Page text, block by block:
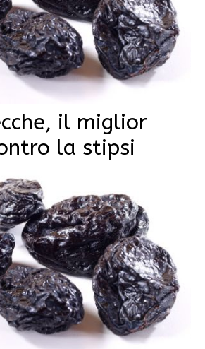
il miglior
la stipsi